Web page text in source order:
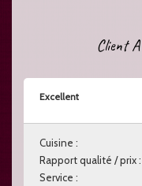
Client A
Excellent
Cuisine :
Rapport qualité / prix :
Service :